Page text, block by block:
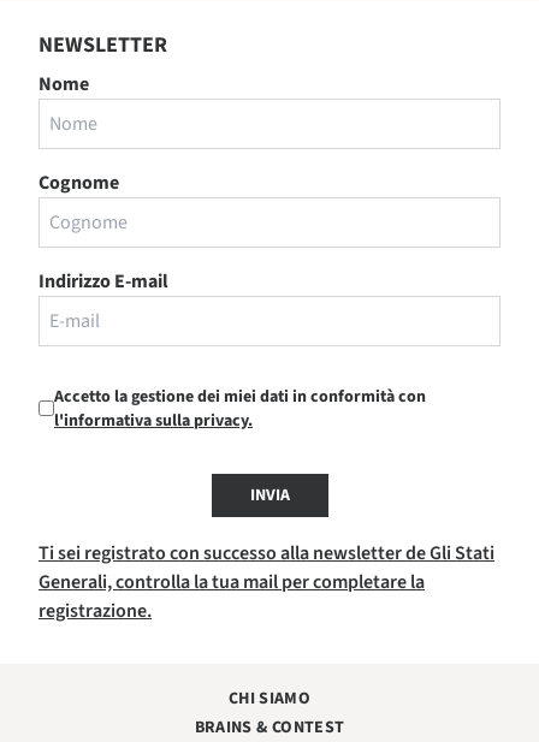
NEWSLETTER
Nome
Cognome
Indirizzo E-mail
Accetto la gestione dei miei dati in conformità con
l'informativa sulla privacy.
INVIA
Ti sei registrato con successo alla newsletter de Gli Stati
Generali, controlla la tua mail per completare la
registrazione.
CHI SIAMO
BRAINS & CONTEST